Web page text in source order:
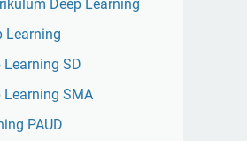
Deep Learning
Learning
Learning SD
Learning SMA
PAUD